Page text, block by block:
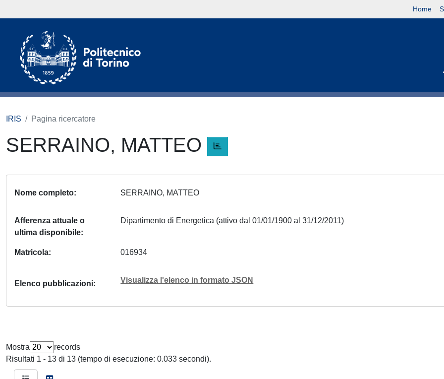
Home
IRIS Pagina ricercatore
SERRAINO, MATTEO
Nome completo SERRAINO, MATTEO
Afferenza attuale o
ultima disponibile
Dipartimento di Energetica (attivo dal 01/01/1900 al 31/12/2011)
Matricola 016934
Elenco pubblicazioni Visualizza l'elenco in formato JSON
Mostra
records
Risultati 1 - 13 di 13 (tempo di esecuzione: 0.033 secondi).